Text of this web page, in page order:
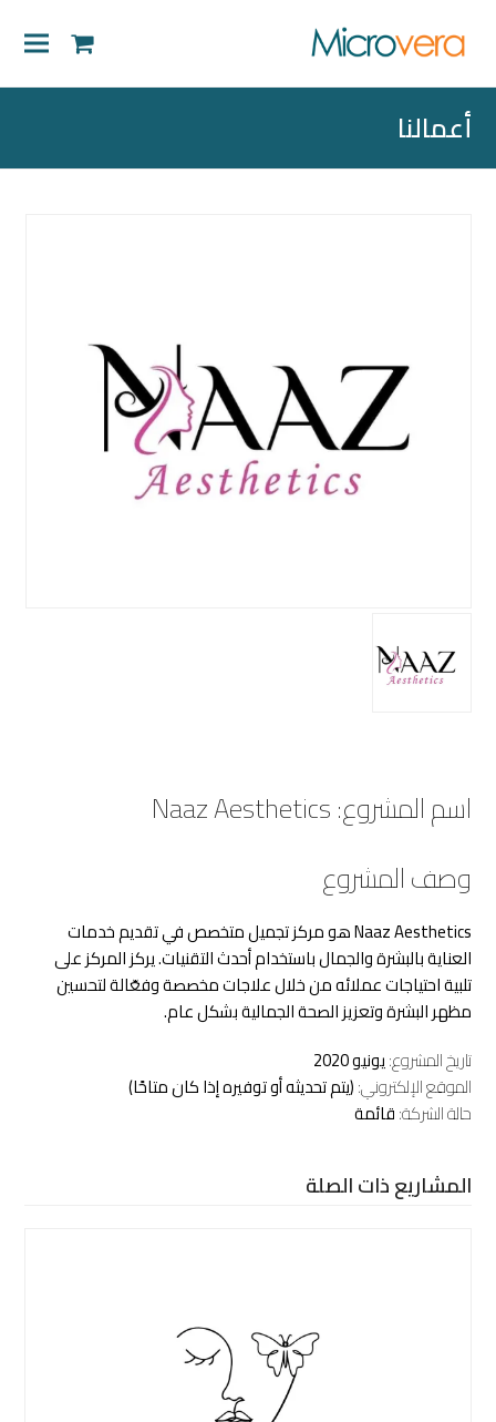
cart
أعمالنا
اسم المشروع: Naaz Aesthetics
وصف المشروع
Naaz Aesthetics هو مركز تجميل متخصص في تقديم خدمات
العناية بالبشرة والجمال باستخدام أحدث التقنيات. يركز المركز على
تلبية احتياجات عملائه من خلال علاجات مخصصة وفعّالة لتحسين
مظهر البشرة وتعزيز الصحة الجمالية بشكل عام.
تاريخ المشروع:يونيو 2020
الموقع الإلكتروني:(يتم تحديثه أو توفيره إذا كان متاحًا)
حالة الشركة:قائمة
المشاريع ذات الصلة